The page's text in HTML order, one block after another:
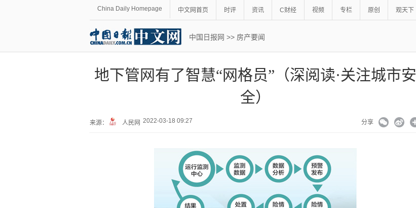
China Daily Homepage 中文网首页 时评 资讯 C财经 视频 专栏 原创 观天下
中国日报网 >> 房产要闻
地下管网有了智慧“网格员”（深阅读·关注城市安
全）
来源： 人民网 2022-03-18 09:27 分享